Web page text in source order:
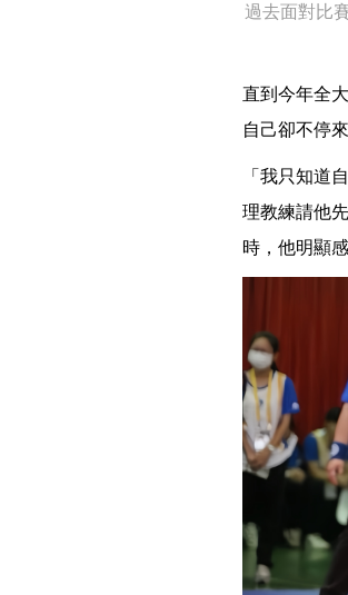
過去面對比
直到今年全
自己卻不停
「我只知道
理教練請他
時，他明顯